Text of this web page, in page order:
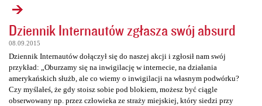
Dziennik Internautów zgłasza swój absurd
08.09.2015
Dziennik Internautów dołączył się do naszej akcji i zgłosił nam swój
przykład: „Oburzamy się na inwigilację w internecie, na działania
amerykańskich służb, ale co wiemy o inwigilacji na własnym podwórku?
Czy myślałeś, że gdy stoisz sobie pod blokiem, możesz być ciągle
obserwowany np. przez człowieka ze straży miejskiej, który siedzi przy